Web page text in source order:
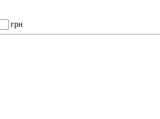
грн